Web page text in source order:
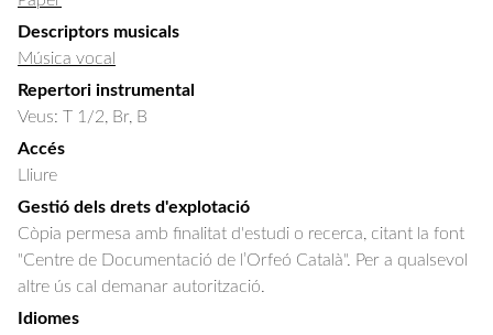
Descriptors musicals
Música vocal
Repertori instrumental
Veus: T 1/2, Br, B
Accés
Lliure
Gestió dels drets d'explotació
Còpia permesa amb finalitat d'estudi o recerca, citant la font
"Centre de Documentació de l’Orfeó Català". Per a qualsevol
altre ús cal demanar autorització.
Idiomes